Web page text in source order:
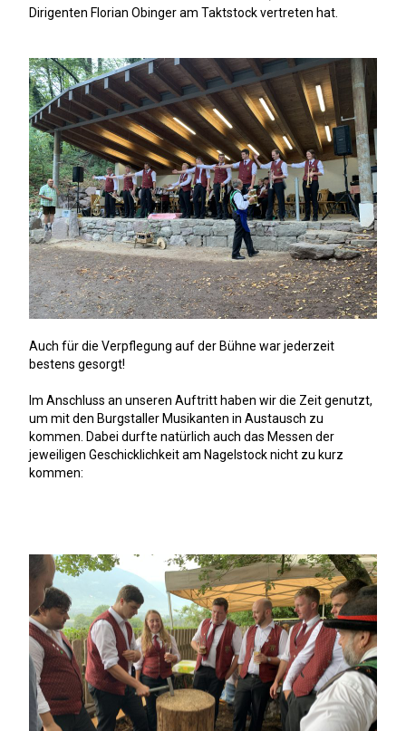
Dirigenten Florian Obinger am Taktstock vertreten hat.
Auch für die Verpflegung auf der Bühne war jederzeit
bestens gesorgt!
Im Anschluss an unseren Auftritt haben wir die Zeit genutzt,
um mit den Burgstaller Musikanten in Austausch zu
kommen. Dabei durfte natürlich auch das Messen der
jeweiligen Geschicklichkeit am Nagelstock nicht zu kurz
kommen: